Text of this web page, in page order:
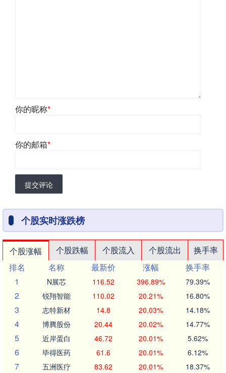
你的昵称*
你的邮箱*
提交评论
个股实时涨跌榜
个股涨幅 个股跌幅 个股流入 个股流出
换手率
排名
名称 最新价 涨幅
换手率
1
N展芯 116.52 396.89% 79.39%
2 锐翔智能 110.02 20.21% 16.80%
3 志特新材 14.8 20.03% 14.18%
4 博腾股份 20.44 20.02% 14.77%
5 近岸蛋白 46.72 20.01% 5.62%
6 毕得医药 61.6 20.01% 6.12%
7 五洲医疗 83.62 20.01% 18.37%